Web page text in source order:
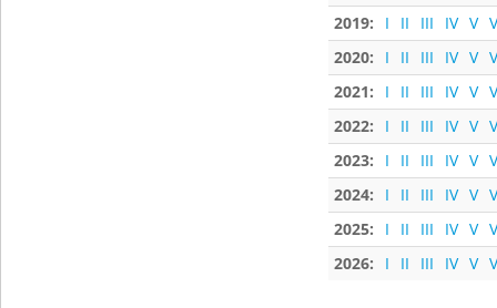
2019:
I II III IV V
2020:
I II III IV V
2021:
I II III IV V
2022:
I II III IV V
2023:
I II III IV V
2024:
I II III IV V
2025:
I II III IV V
2026:
I II III IV V